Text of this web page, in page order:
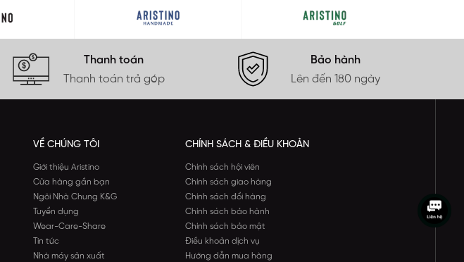
Thanh toán
Thanh toán trả góp
Bảo hành
Lên đến 180 ngày
VỀ CHÚNG TÔI
Giới thiệu Aristino
Cửa hàng gần bạn
Ngôi Nhà Chung K&G
Tuyển dụng
Wear-Care-Share
Tin tức
Nhà máy sản xuất
CHÍNH SÁCH & ĐIỀU KHOẢN
Chính sách hội viên
Chính sách giao hàng
Chính sách đổi hàng
Chính sách bảo hành
Chính sách bảo mật
Điều khoản dịch vụ
Hướng dẫn mua hàng